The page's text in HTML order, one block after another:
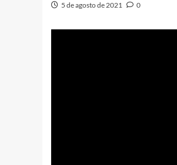
5 de agosto de 2021 0